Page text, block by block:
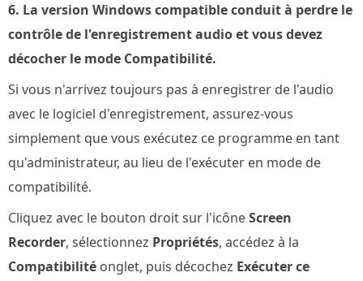
6. La version Windows compatible conduit à perdre le
contrôle de l'enregistrement audio et vous devez
décocher le mode Compatibilité.
Si vous n'arrivez toujours pas à enregistrer de l'audio
avec le logiciel d'enregistrement, assurez-vous
simplement que vous exécutez ce programme en tant
qu'administrateur, au lieu de l'exécuter en mode de
compatibilité.
Cliquez avec le bouton droit sur l'icôneScreen
Recorder, sélectionnez Propriétés, accédez à la
Compatibilité onglet, puis décochez Exécuter ce